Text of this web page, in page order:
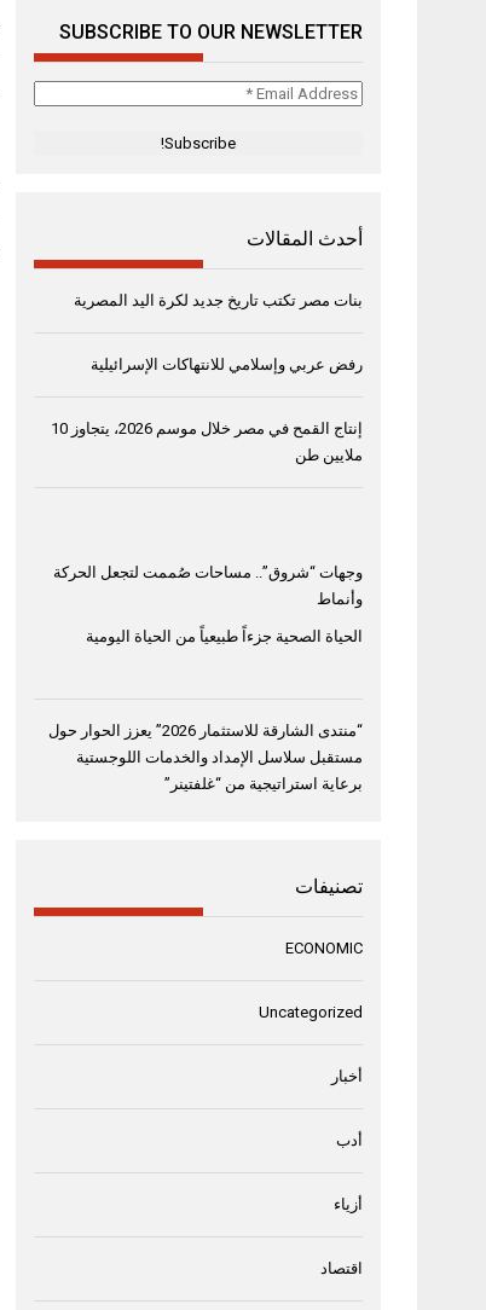
SUBSCRIBE TO OUR NEWSLETTER
Email
أحدث المقالات
بنات مصر تكتب تاريخ جديد لكرة اليد المصرية
رفض عربي وإسلامي للانتهاكات الإسرائيلية
إنتاج القمح في مصر خلال موسم 2026، يتجاوز 10
ملايين طن
وجهات “شروق”.. مساحات صُممت لتجعل الحركة
وأنماط
الحياة الصحية جزءاً طبيعياً من الحياة اليومية
“منتدى الشارقة للاستثمار 2026” يعزز الحوار حول
مستقبل سلاسل الإمداد والخدمات اللوجستية
برعاية استراتيجية من “غلفتينر”
تصنيفات
ECONOMIC
Uncategorized
أخبار
أدب
أزياء
اقتصاد